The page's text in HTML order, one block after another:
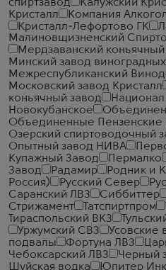
спиртзавод
Калужский
Кристалл
Компания
Кристалл-Лефортово ГК
Малиновщизненский
Мердзаванский коньячный
Минский завод
Межреспубликанский
Московский завод Кристалл
коньячный завод
Новокубанское
Объединенные
Озерский спиртоводочный
Опытный завод НИВА
Купажный Завод
Пермалко
Завод
Радамир Родник и К
Россия)
Русский Север
Саранский ЛВЗ
Сиббиттер
Стрижамент
Татспиртпром
Тираспольский ВКЗ
Уржумский СВЗ
Усовские
подвалы
Фортуна ЛВЗ
Чебоксарский ЛВЗ
Черный
Шуйская водка
Юпитер